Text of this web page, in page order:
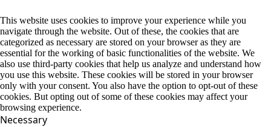
This website uses cookies to improve your experience while you
navigate through the website. Out of these, the cookies that are
categorized as necessary are stored on your browser as they are
essential for the working of basic functionalities of the website. We
also use third-party cookies that help us analyze and understand how
you use this website. These cookies will be stored in your browser
only with your consent. You also have the option to opt-out of these
cookies. But opting out of some of these cookies may affect your
browsing experience.
Necessary